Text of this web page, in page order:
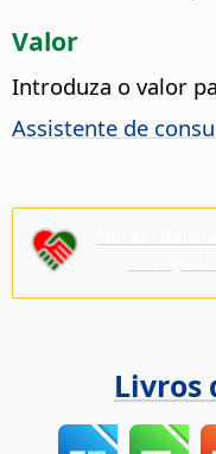
Valor
Introduza o valor
Assistente de
Livros